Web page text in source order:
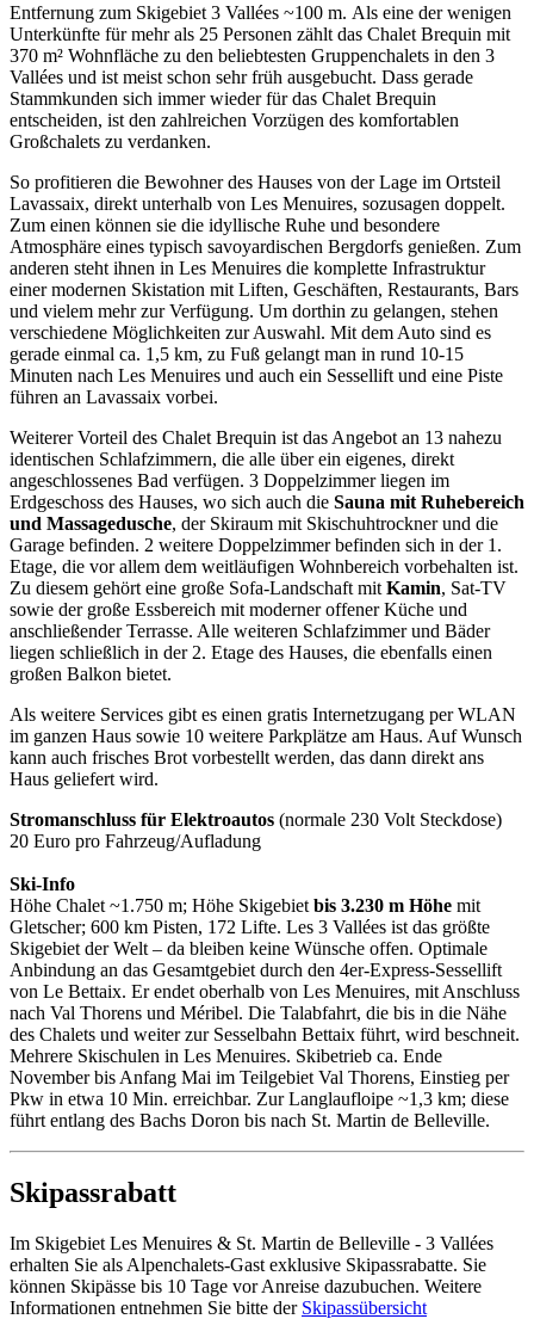
Entfernung zum Skigebiet 3 Vallées ~100 m. Als eine der wenigen
Unterkünfte für mehr als 25 Personen zählt das Chalet Brequin mit
370 m² Wohnfläche zu den beliebtesten Gruppenchalets in den 3
Vallées und ist meist schon sehr früh ausgebucht. Dass gerade
Stammkunden sich immer wieder für das Chalet Brequin
entscheiden, ist den zahlreichen Vorzügen des komfortablen
Großchalets zu verdanken.
So profitieren die Bewohner des Hauses von der Lage im Ortsteil
Lavassaix, direkt unterhalb von Les Menuires, sozusagen doppelt.
Zum einen können sie die idyllische Ruhe und besondere
Atmosphäre eines typisch savoyardischen Bergdorfs genießen. Zum
anderen steht ihnen in Les Menuires die komplette Infrastruktur
einer modernen Skistation mit Liften, Geschäften, Restaurants, Bars
und vielem mehr zur Verfügung. Um dorthin zu gelangen, stehen
verschiedene Möglichkeiten zur Auswahl. Mit dem Auto sind es
gerade einmal ca. 1,5 km, zu Fuß gelangt man in rund 10-15
Minuten nach Les Menuires und auch ein Sessellift und eine Piste
führen an Lavassaix vorbei.
Weiterer Vorteil des Chalet Brequin ist das Angebot an 13 nahezu
identischen Schlafzimmern, die alle über ein eigenes, direkt
angeschlossenes Bad verfügen. 3 Doppelzimmer liegen im
Erdgeschoss des Hauses, wo sich auch die Sauna mit Ruhebereich
und Massagedusche, der Skiraum mit Skischuhtrockner und die
Garage befinden. 2 weitere Doppelzimmer befinden sich in der 1.
Etage, die vor allem dem weitläufigen Wohnbereich vorbehalten ist.
Zu diesem gehört eine große Sofa-Landschaft mit Kamin, Sat-TV
sowie der große Essbereich mit moderner offener Küche und
anschließender Terrasse. Alle weiteren Schlafzimmer und Bäder
liegen schließlich in der 2. Etage des Hauses, die ebenfalls einen
großen Balkon bietet.
Als weitere Services gibt es einen gratis Internetzugang per WLAN
im ganzen Haus sowie 10 weitere Parkplätze am Haus. Auf Wunsch
kann auch frisches Brot vorbestellt werden, das dann direkt ans
Haus geliefert wird.
Stromanschluss für Elektroautos (normale 230 Volt Steckdose)
20 Euro pro Fahrzeug/Aufladung
Ski-Info
Höhe Chalet ~1.750 m; Höhe Skigebiet bis 3.230 m Höhe mit
Gletscher; 600 km Pisten, 172 Lifte. Les 3 Vallées ist das größte
Skigebiet der Welt – da bleiben keine Wünsche offen. Optimale
Anbindung an das Gesamtgebiet durch den 4er-Express-Sessellift
von Le Bettaix. Er endet oberhalb von Les Menuires, mit Anschluss
nach Val Thorens und Méribel. Die Talabfahrt, die bis in die Nähe
des Chalets und weiter zur Sesselbahn Bettaix führt, wird beschneit.
Mehrere Skischulen in Les Menuires. Skibetrieb ca. Ende
November bis Anfang Mai im Teilgebiet Val Thorens, Einstieg per
Pkw in etwa 10 Min. erreichbar. Zur Langlaufloipe ~1,3 km; diese
führt entlang des Bachs Doron bis nach St. Martin de Belleville.
Skipassrabatt
Im Skigebiet Les Menuires & St. Martin de Belleville - 3 Vallées
erhalten Sie als Alpenchalets-Gast exklusive Skipassrabatte. Sie
können Skipässe bis 10 Tage vor Anreise dazubuchen. Weitere
Informationen entnehmen Sie bitte der Skipassübersicht